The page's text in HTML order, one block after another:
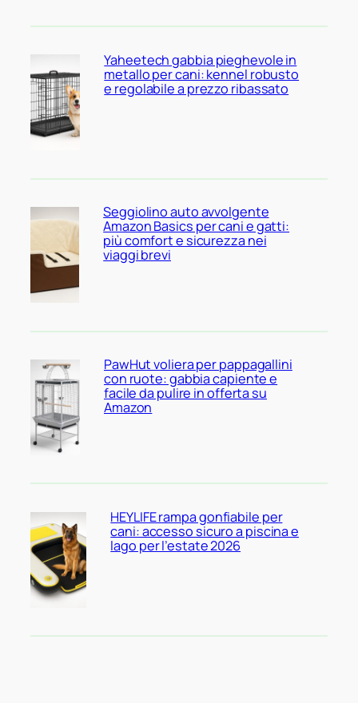
Yaheetech gabbia pieghevole in
metallo per cani: kennel robusto
e regolabile a prezzo ribassato
Seggiolino auto avvolgente
Amazon Basics per cani e gatti:
più comfort e sicurezza nei
viaggi brevi
PawHut voliera per pappagallini
con ruote: gabbia capiente e
facile da pulire in offerta su
Amazon
HEYLIFE rampa gonfiabile per
cani: accesso sicuro a piscina e
lago per l’estate 2026